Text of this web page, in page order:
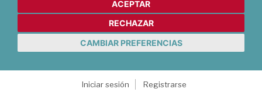
ACEPTAR
RECHAZAR
CAMBIAR PREFERENCIAS
Iniciar sesión
Registrarse